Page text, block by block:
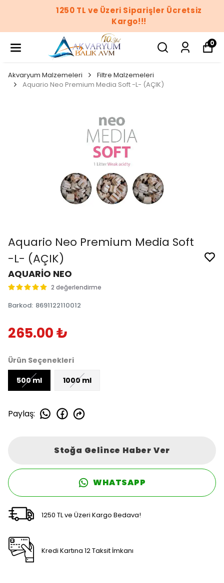
1250 TL ve Üzeri Siparişler Ücretsiz
Kargo!!!
0
Akvaryum Malzemeleri
Filtre Malzemeleri
Aquario Neo Premium Media Soft -L- (AÇIK)
Aquario Neo Premium Media Soft
-L- (AÇIK)
AQUARİO NEO
2 değerlendirme
Barkod: 8691122110012
265.00 ₺
Ürün Seçenekleri
500 ml
1000 ml
Paylaş:
Stoğa Gelince Haber Ver
WHATSAPP
1250 TL ve Üzeri Kargo Bedava!
Kredi Kartına 12 Taksit İmkanı